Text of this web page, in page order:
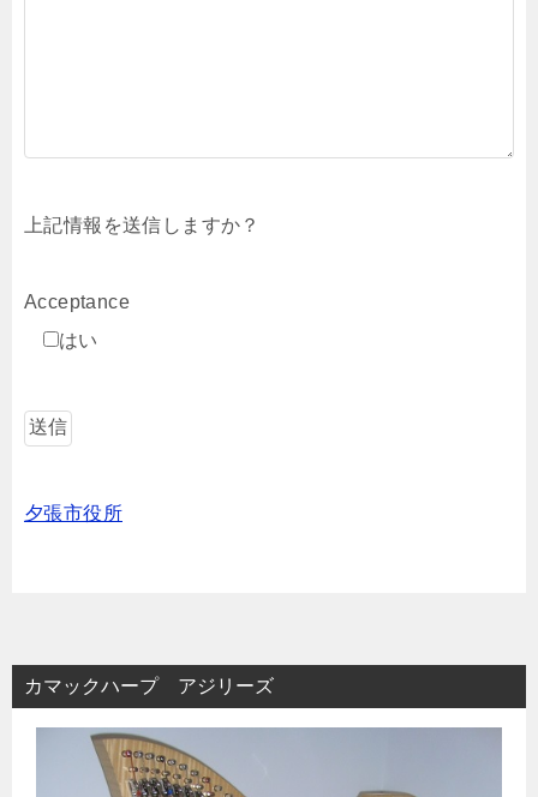
上記情報を送信しますか？
Acceptance
はい
夕張市役所
カマックハープ アジリーズ